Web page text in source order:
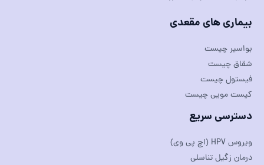
بیماری های مقعدی
بواسیر چیست
شقاق چیست
فیستول چیست
کیست مویی چیست
دسترسی سریع
ویروس HPV (اچ پی وی)
درمان زگیل تناسلی